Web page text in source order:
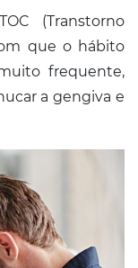
(Transtorno
que o hábito
frequente,
a gengiva e